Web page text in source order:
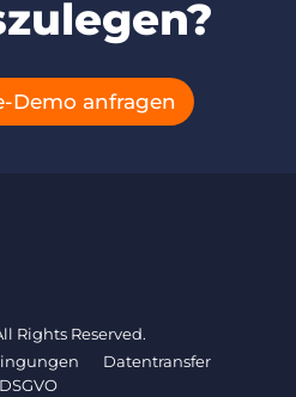
Demo anfragen
Rights Reserved.
Datentransfer